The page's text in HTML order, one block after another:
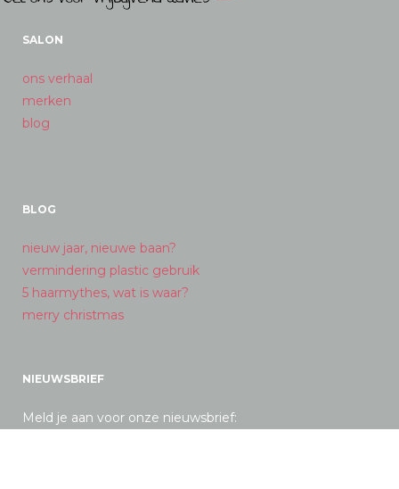
SALON
ons verhaal
merken
blog
BLOG
nieuw jaar, nieuwe baan?
vermindering plastic gebruik
5 haarmythes, wat is waar?
merry christmas
NIEUWSBRIEF
Meld je aan voor onze nieuwsbrief: